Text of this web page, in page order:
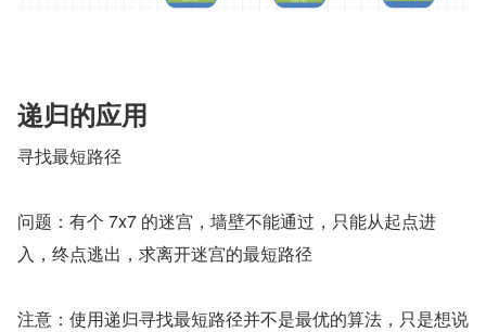
递归的应用
寻找最短路径
问题：有个 7x7 的迷宫，墙壁不能通过，只能从起点进
入，终点逃出，求离开迷宫的最短路径
注意：使用递归寻找最短路径并不是最优的算法，只是想说